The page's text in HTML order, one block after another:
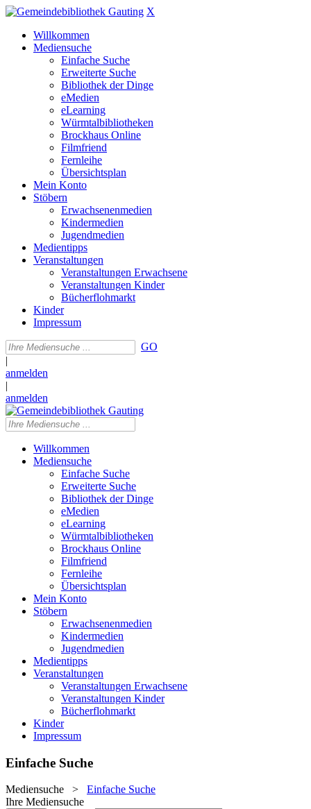
X
Willkommen
Mediensuche
Einfache Suche
Erweiterte Suche
Bibliothek der Dinge
eMedien
eLearning
Würmtalbibliotheken
Brockhaus Online
Filmfriend
Fernleihe
Übersichtsplan
Mein Konto
Stöbern
Erwachsenenmedien
Kindermedien
Jugendmedien
Medientipps
Veranstaltungen
Veranstaltungen Erwachsene
Veranstaltungen Kinder
Bücherflohmarkt
Kinder
Impressum
GO
|
anmelden
|
anmelden
Willkommen
Mediensuche
Einfache Suche
Erweiterte Suche
Bibliothek der Dinge
eMedien
eLearning
Würmtalbibliotheken
Brockhaus Online
Filmfriend
Fernleihe
Übersichtsplan
Mein Konto
Stöbern
Erwachsenenmedien
Kindermedien
Jugendmedien
Medientipps
Veranstaltungen
Veranstaltungen Erwachsene
Veranstaltungen Kinder
Bücherflohmarkt
Kinder
Impressum
Einfache Suche
Mediensuche > Einfache Suche
Ihre Mediensuche